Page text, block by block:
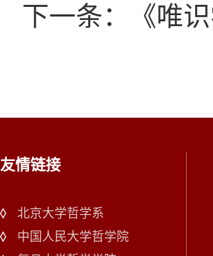
下一条：《唯
友情链接
北京大学哲学系
中国人民大学哲学院